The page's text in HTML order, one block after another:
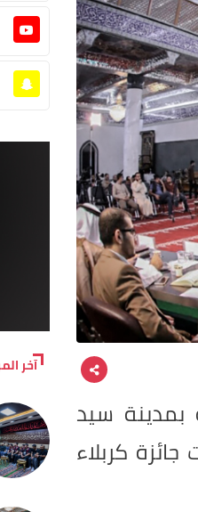
بمدينة سيد
جائزة كربلاء
آخر